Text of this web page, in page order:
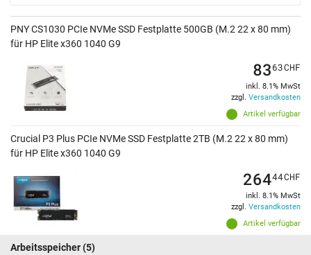
PNY CS1030 PCIe NVMe SSD Festplatte 500GB (M.2 22 x 80 mm)
für HP Elite x360 1040 G9
Artikel verfügbar
8363CHF
inkl. 8.1% MwSt
zzgl. Versandkosten
Crucial P3 Plus PCIe NVMe SSD Festplatte 2TB (M.2 22 x 80 mm)
für HP Elite x360 1040 G9
Artikel verfügbar
26444CHF
inkl. 8.1% MwSt
zzgl. Versandkosten
Arbeitsspeicher(5)